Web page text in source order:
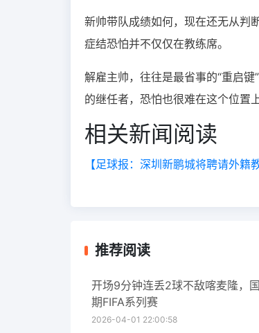
新帅带队成绩如何，现在还无从判
症结恐怕并不仅仅在教练席。
解雇主帅，往往是最省事的“重启
的继任者，恐怕也很难在这个位置
相关新闻阅读
【足球报：深圳新鹏城将聘请外籍
推荐阅读
开场9分钟连丢2球不敌喀麦隆，
期FIFA系列赛
2026-04-01 22:00:58